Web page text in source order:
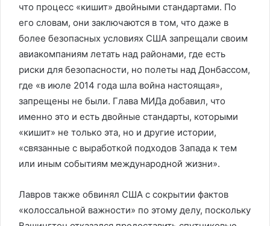
что процесс «кишит» двойными стандартами. По
его словам, они заключаются в том, что даже в
более безопасных условиях США запрещали своим
авиакомпаниям летать над районами, где есть
риски для безопасности, но полеты над Донбассом,
где «в июле 2014 года шла война настоящая»,
запрещены не были. Глава МИДа добавил, что
именно это и есть двойные стандарты, которыми
«кишит» не только эта, но и другие истории,
«связанные с выработкой подходов Запада к тем
или иным событиям международной жизни».
Лавров также обвинял США с сокрытии фактов
«колоссальной важности» по этому делу, поскольку